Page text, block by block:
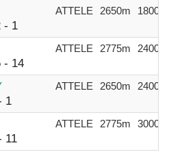
1
ATTELE 2650m
14
ATTELE 2775m
1
ATTELE 2650m
ATTELE 2775m